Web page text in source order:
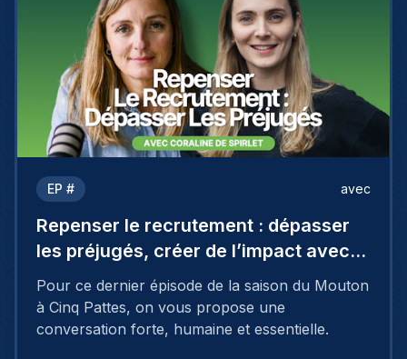
EP # avec
Repenser le recrutement : dépasser
les préjugés, créer de l’impact avec
Coraline De Spirlet
Pour ce dernier épisode de la saison du Mouton
à Cinq Pattes, on vous propose une
conversation forte, humaine et essentielle.